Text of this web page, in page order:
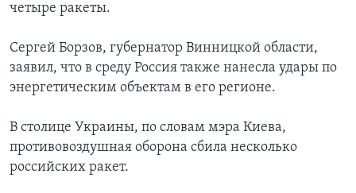
четыре ракеты.
Сергей Борзов, губернатор Винницкой области,
заявил, что в среду Россия также нанесла удары по
энергетическим объектам в его регионе.
В столице Украины, по словам мэра Киева,
противовоздушная оборона сбила несколько
российских ракет.